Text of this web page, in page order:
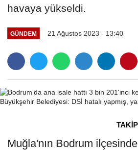
havaya yükseldi.
GÜNDEM 21 Ağustos 2023 - 13:40
Muğla'nın Bodrum